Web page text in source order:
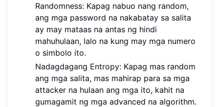
Randomness: Kapag nabuo nang random,
ang mga password na nakabatay sa salita
ay may mataas na antas ng hindi
mahuhulaan, lalo na kung may mga numero
o simbolo ito.
Nadagdagang Entropy: Kapag mas random
ang mga salita, mas mahirap para sa mga
attacker na hulaan ang mga ito, kahit na
gumagamit ng mga advanced na algorithm.